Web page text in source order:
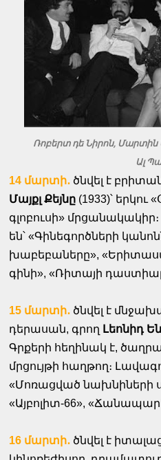
Ռոբերտ դե Նիրոն, Մարտին
Ալ
14 մարտի․ ծնվել է
Մայքլ Քեյնը (1933)՝ երկու
գլոբուսի»
են՝ «Գինեգործների
խաբեբաները»,
գինի», «Ռիտայի
15 մարտի․ ծնվել է
դերասան, գրող Լեոնիդ
Գրքերի հեղինակ է,
մրցույթի հաղթող։
«Մոռացված նախնիների
«Այբոլիտ-66»,
16 մարտի․ ծնվել է